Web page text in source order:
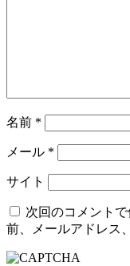
名前 *
メール *
サイト
次回のコメント
前、メールアドレス